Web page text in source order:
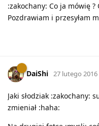
:zakochany: Co ja mówię ?
Pozdrawiam i przesyłam
DaiShi 27 lutego 2016
Jaki słodziak :zakochany:
zmieniał :haha: